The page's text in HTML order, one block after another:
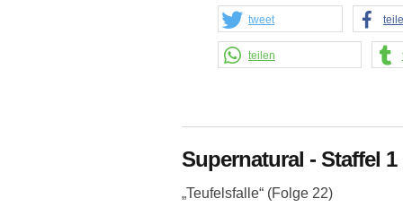
tweet
teilen
Supernatural - Staffel 1
„Teufelsfalle“ (Folge 22)